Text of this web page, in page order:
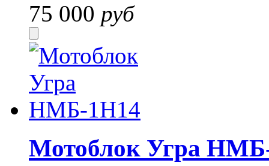
75 000 руб
Мотоблок Угра